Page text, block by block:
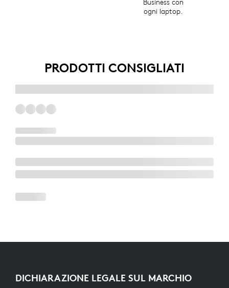
Business con
ogni laptop.
PRODOTTI CONSIGLIATI
DICHIARAZIONE LEGALE SUL MARCHIO